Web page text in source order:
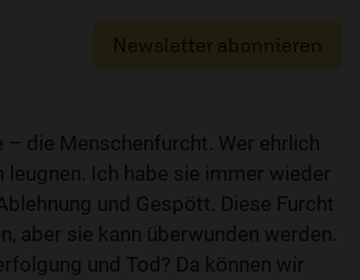
Newsletter abonnieren
– die Menschenfurcht. Wer ehrlich
leugnen. Ich habe sie immer wieder
und Gespött. Diese Furcht
aber sie kann überwunden werden.
und Tod? Da können wir